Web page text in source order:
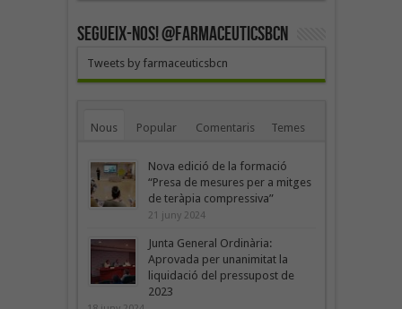
SEGUEIX-NOS! @farmaceuticsbcn
Tweets by farmaceuticsbcn
Nous Popular Comentaris Temes
Nova edició de la formació
“Presa de mesures per a mitges
de teràpia compressiva”
21 juny 2024
Junta General Ordinària:
Aprovada per unanimitat la
liquidació del pressupost de
2023